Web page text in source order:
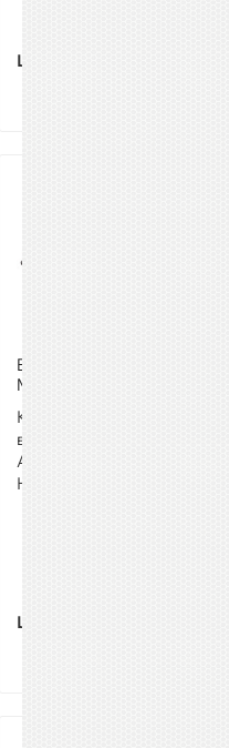
Цену уточняйте
EUROMET ARAKNO
MINI BLACK
Крепление для
видео проектора
Артикул:
Наличие:
Цену уточняйте